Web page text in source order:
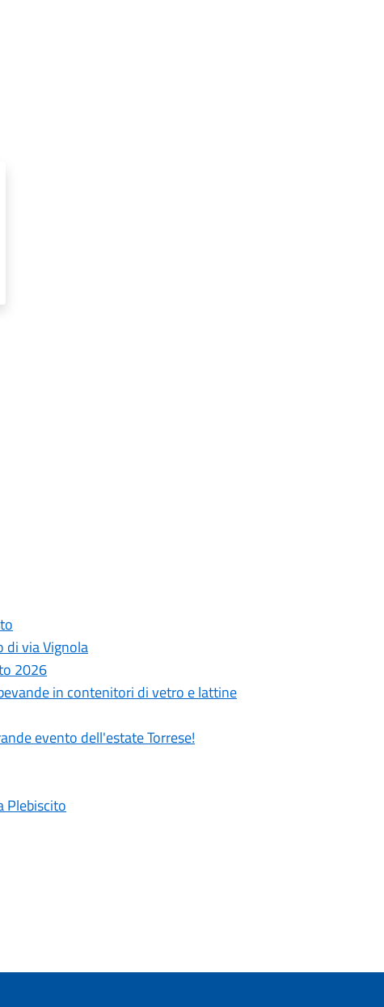
di via Vignola
2026
in contenitori di vetro e lattine
evento dell'estate Torrese!
Plebiscito